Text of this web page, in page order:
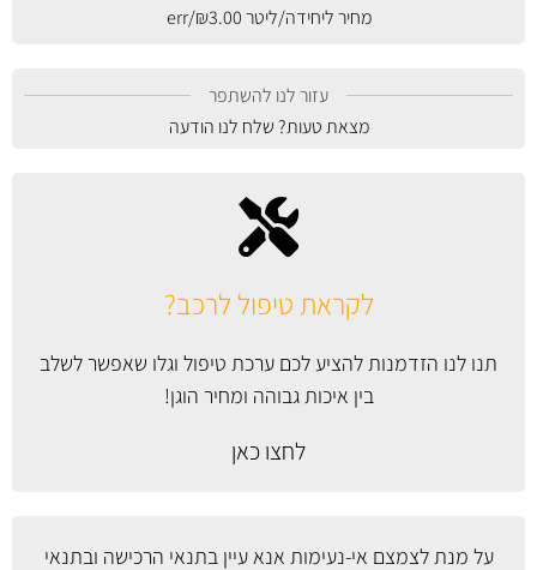
לקראת טיפול לרכב?
תנו לנו הזדמנות להציע לכם ערכת טיפול וגלו שאפשר לשלב
בין איכות גבוהה ומחיר הוגן!
לחצו כאן
על מנת לצמצם אי-נעימות אנא עייןבתנאי הרכישה ובתנאי
מחיר ליחידה/ליטר ₪3.00
/err
עזור לנו להשתפר
מצאת טעות? שלח לנו הודעה